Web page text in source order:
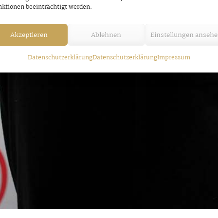
beeinträchtigt werden.
Akzeptieren Ablehnen Einstellungen
DatenschutzerklärungDatenschutzerklärungImpressum